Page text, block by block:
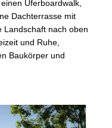
Uferboardwalk,
Dachterrasse mit
Landschaft nach oben
und Ruhe,
Baukörper und